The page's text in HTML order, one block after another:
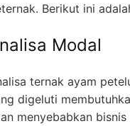
Berikut ini
Modal
ternak ayam
digeluti
menyebabkan